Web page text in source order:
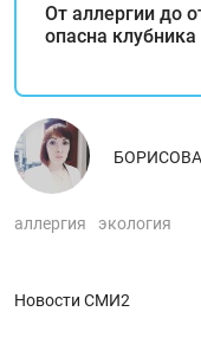
От аллергии до
опасна клубника
аллергия экология
Новости СМИ2